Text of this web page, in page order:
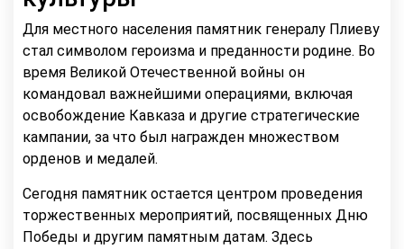
Для местного населения памятник генералу Плиеву
стал символом героизма и преданности родине. Во
время Великой Отечественной войны он
командовал важнейшими операциями, включая
освобождение Кавказа и другие стратегические
кампании, за что был награжден множеством
орденов и медалей.
Сегодня памятник остается центром проведения
торжественных мероприятий, посвященных Дню
Победы и другим памятным датам. Здесь